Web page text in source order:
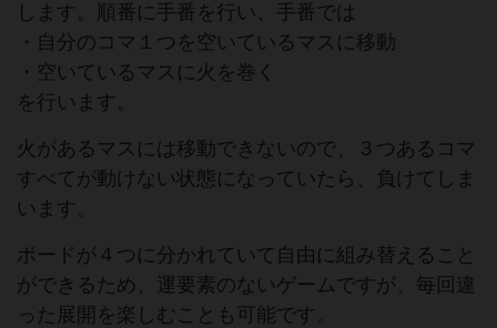
します。順番に手番を行い、手番では
・自分のコマ１つを空いているマスに移動
・空いているマスに火を巻く
を行います。
火があるマスには移動できないので、３つあるコマ
すべてが動けない状態になっていたら、負けてしま
います。
ボードが４つに分かれていて自由に組み替えること
ができるため、運要素のないゲームですが、毎回違
った展開を楽しむことも可能です。